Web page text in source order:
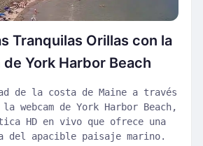
Tranquilas Orillas con la
York Harbor Beach
de la costa de Maine a través
webcam de York Harbor Beach,
HD en vivo que ofrece una
del apacible paisaje marino.